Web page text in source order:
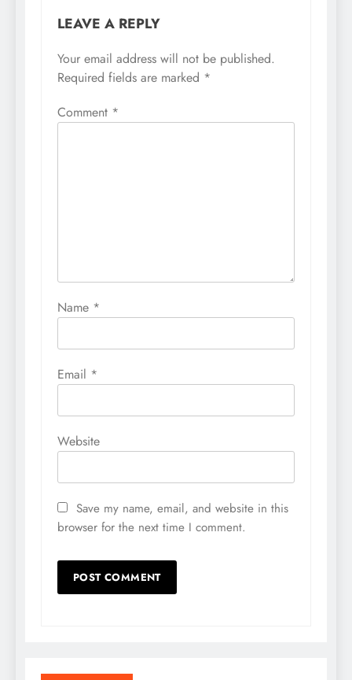
LEAVE A REPLY
Your email address will not be published.
Required fields are marked *
Comment *
Name *
Email *
Website
Save my name, email, and website in this
browser for the next time I comment.